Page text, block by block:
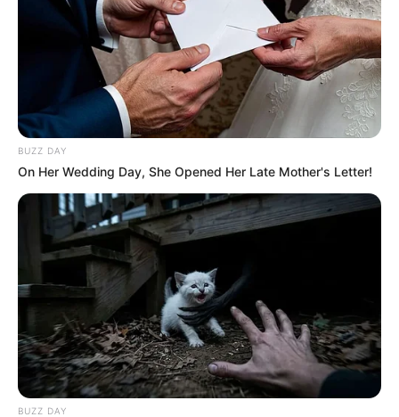
BUZZ DAY
On Her Wedding Day, She Opened Her Late Mother's Letter!
BUZZ DAY